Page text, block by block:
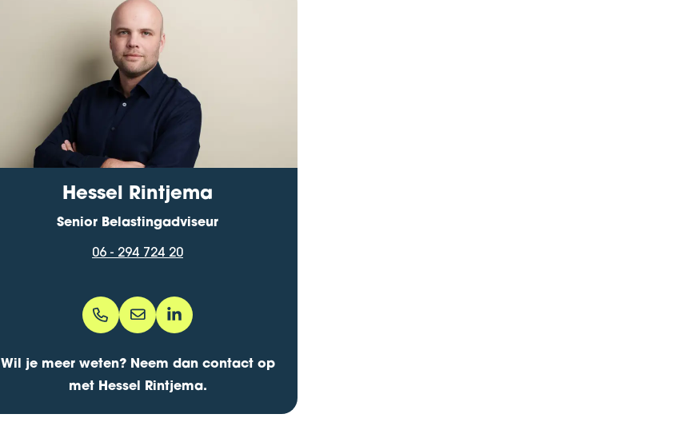
Hessel Rintjema
Senior Belastingadviseur
06 - 294 724 20
06 - 294 724 20
hessel.rintjema@bentacera.nl
hesselrintjema/
Wil je meer weten? Neem dan contact op
met Hessel Rintjema.